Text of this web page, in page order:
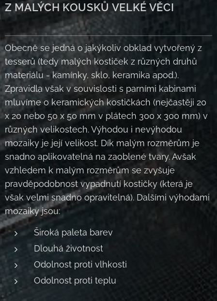
Z MALÝCH KOUSKŮ VELKÉ VĚCI
Obecně se jedná o jakýkoliv obklad vytvořený z
tesserů (tedy malých kostiček z různých druhů
materiálu - kamínky, sklo, keramika apod.).
Zpravidla však v souvislosti s parními kabinami
mluvíme o keramických kostičkách (nejčastěji 20
x 20 nebo 50 x 50 mm v plátech 300 x 300 mm) v
různých velikostech. Výhodou i nevýhodou
mozaiky je její velikost. Dík malým rozměrům je
snadno aplikovatelná na zaoblené tvary. Avšak
vzhledem k malým rozměrům se zvyšuje
pravděpodobnost vypadnutí kostičky (která je
však velmi snadno opravitelná). Dalšími výhodami
mozaiky jsou:
Široká paleta barev
Dlouhá životnost
Odolnost proti vlhkosti
Odolnost proti teplu